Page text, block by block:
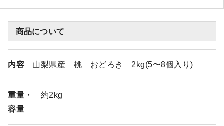
商品について
内容 山梨県産 桃 おどろき 2kg(5〜8個入り)
重量・
容量
約2kg